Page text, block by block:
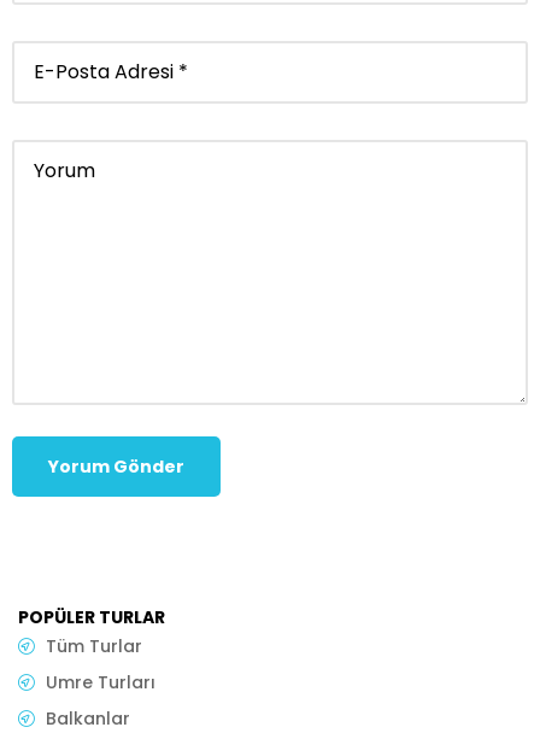
POPÜLER TURLAR
Tüm Turlar
Umre Turları
Balkanlar